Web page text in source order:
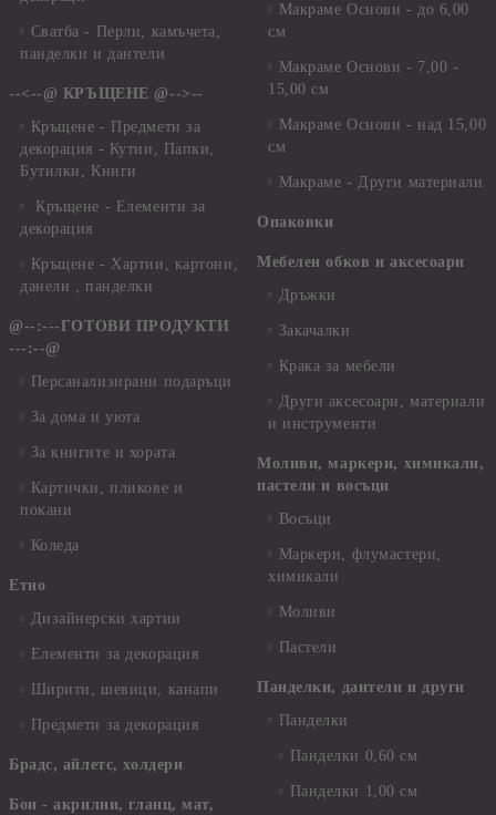
Сватба - Перли, камъчета,
панделки и дантели
--<--@ КРЪЩЕНЕ @-->--
Кръщене - Предмети за
декорация - Кутии, Папки,
Бутилки, Книги
Кръщене - Елементи за
декорация
Кръщене - Хартии, картони,
данели , панделки
@--:---ГОТОВИ ПРОДУКТИ
---:--@
Персанализирани подаръци
За дома и уюта
За книгите и хората
Картички, пликове и
покани
Коледа
Етно
Дизайнерски хартии
Елементи за декорация
Ширити, шевици, канапи
Предмети за декорация
Брадс, айлетс, холдери
Бои - акрилни, гланц, мат,
Макраме Основи - до 6,00
см
Макраме Основи - 7,00 -
15,00 см
Макраме Основи - над 15,00
см
Макраме - Други материали
Опаковки
Мебелен обков и аксесоари
Дръжки
Закачалки
Крака за мебели
Други аксесоари, материали
и инструменти
Моливи, маркери, химикали,
пастели и восъци
Восъци
Маркери, флумастери,
химикали
Моливи
Пастели
Панделки, дантели и други
Панделки
Панделки 0,60 см
Панделки 1,00 см